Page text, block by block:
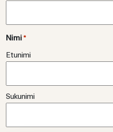
Nimi *
Etunimi
Sukunimi